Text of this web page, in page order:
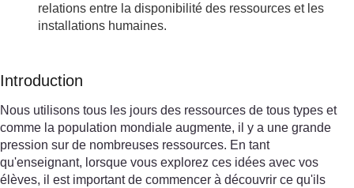
relations entre la disponibilité des ressources et les
installations humaines.
Introduction
Nous utilisons tous les jours des ressources de tous types et
comme la population mondiale augmente, il y a une grande
pression sur de nombreuses ressources. En tant
qu'enseignant, lorsque vous explorez ces idées avec vos
élèves, il est important de commencer à découvrir ce qu'ils